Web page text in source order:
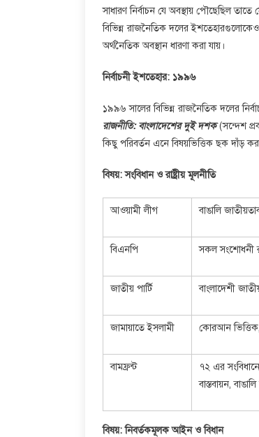
সাধারণ নির্বাচন যে অবস্থায় পৌছেছিল
বিভিন্ন রাজনৈতিক দলের
অর্থনৈতিক অবস্থান ধারণা করা যায়।
নির্বাচনী ইশতেহার: ১৯৯৬
১৯৯৬ সালের বিভিন্ন রাজনৈতিক দলের
রাজনীতি: বাংলাদেশের দুই দশক (সন্দেশ
কিছু পরিবর্তন এনে বিষয়ভিত্তিক ছক দাঁড়
বিষয়: সংবিধান ও রাষ্ট্রীয় মূলনীতি
আওয়ামী লীগ বাঙালি
বিএনপি সকল সংশোধনী
জাতীয় পার্টি বাংলাদেশী
জামায়াতে ইসলামী কোরআন ভিত্তিক,
বামফ্রন্ট
৭২ এর
বাস্তবায়ন,
বিষয়: নিবর্তকমূলক আইন ও বিধান